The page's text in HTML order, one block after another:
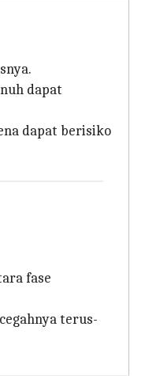
dapat
dapat berisiko
fase
terus-